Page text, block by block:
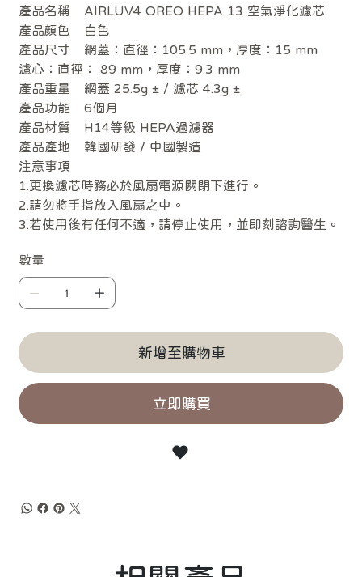
產品名稱 AIRLUV4 OREO HEPA 13 空氣淨化濾芯
產品顏色 白色
產品尺寸 網蓋：直徑：105.5 mm，厚度：15 mm
濾心：直徑： 89 mm，厚度：9.3 mm
產品重量 網蓋 25.5g ± / 濾芯 4.3g ±
產品功能 6個月
產品材質 H14等級 HEPA過濾器
產品產地 韓國研發 / 中國製造
注意事項
1.更換濾芯時務必於風扇電源關閉下進行。
2.請勿將手指放入風扇之中。
3.若使用後有任何不適，請停止使用，並即刻諮詢醫生。
數量
新增至購物車
立即購買